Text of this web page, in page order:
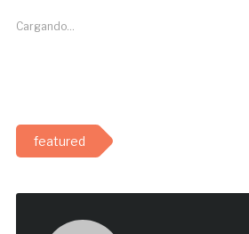
Cargando...
featured